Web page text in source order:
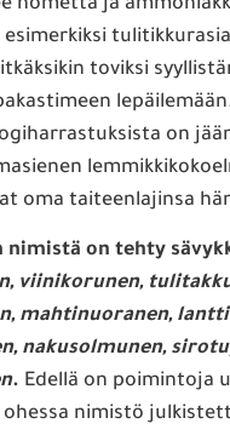
hometta ja
toviksi
on
oma taiteenlajinsa
nimistä on tehty
viinikorunen,
mahtinuoranen,
nakusolmunen,
. Edellä on poimintoja
nimistö